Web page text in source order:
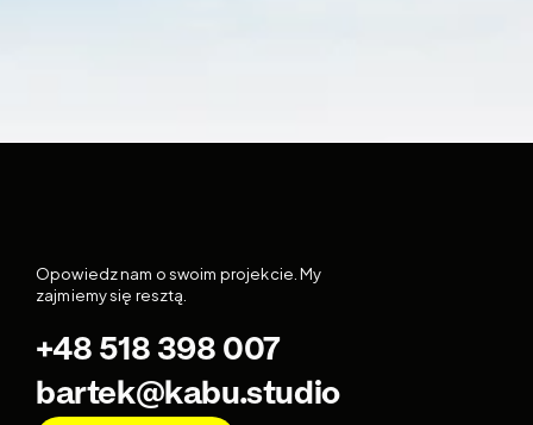
Opowiedz nam o swoim projekcie. My
zajmiemy się resztą.
+48 518 398 007
bartek@kabu.studio